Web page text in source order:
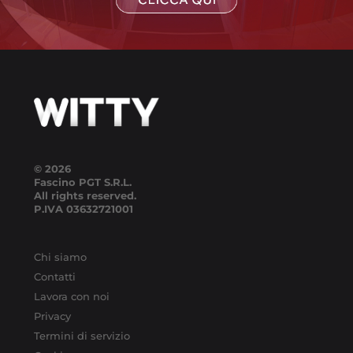
© 2026
Fascino PGT S.R.L.
All rights reserved.
P.IVA 03632721001
Chi siamo
Contatti
Lavora con noi
Privacy
Termini di servizio